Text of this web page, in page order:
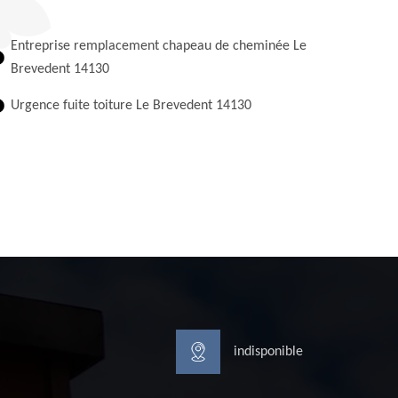
Entreprise remplacement chapeau de cheminée Le
Brevedent 14130
Urgence fuite toiture Le Brevedent 14130
indisponible